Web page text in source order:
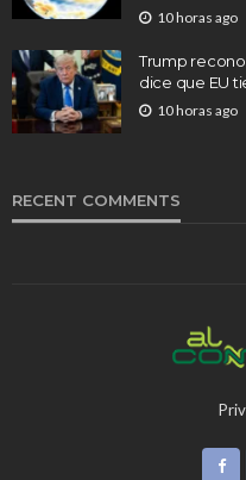
10 horas ago
Trump
dice que EU
10 horas ago
RECENT COMMENTS